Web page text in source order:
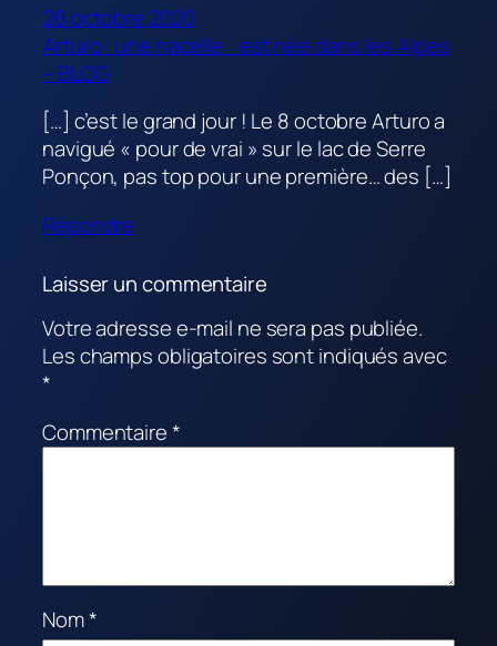
26 octobre 2020
Arturo : une nacelle est née dans les Alpes
– BLOG
[…] c’est le grand jour ! Le 8 octobre Arturo a
navigué « pour de vrai » sur le lac de Serre
Ponçon, pas top pour une première… des […]
Répondre
Laisser un commentaire
Votre adresse e-mail ne sera pas publiée.
Les champs obligatoires sont indiqués avec
*
Commentaire*
Nom*